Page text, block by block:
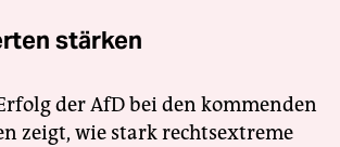
stärken
der AfD bei den kommenden
zeigt, wie stark rechtsextreme